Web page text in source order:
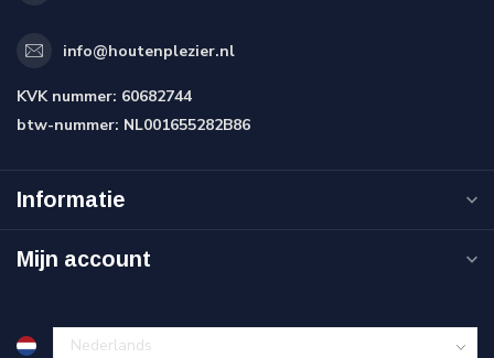
info@houtenplezier.nl
KVK nummer: 60682744
btw-nummer: NL001655282B86
Informatie
Mijn account